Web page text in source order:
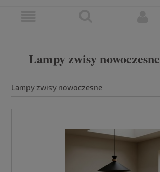
Lampy zwisy nowoczesne
Lampy zwisy nowoczesne